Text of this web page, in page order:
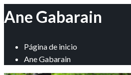
Ane Gabarain
Página de inicio
Ane Gabarain